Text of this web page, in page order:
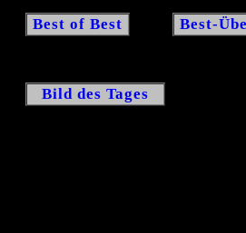
Best of Best Best-
Bild des Tages